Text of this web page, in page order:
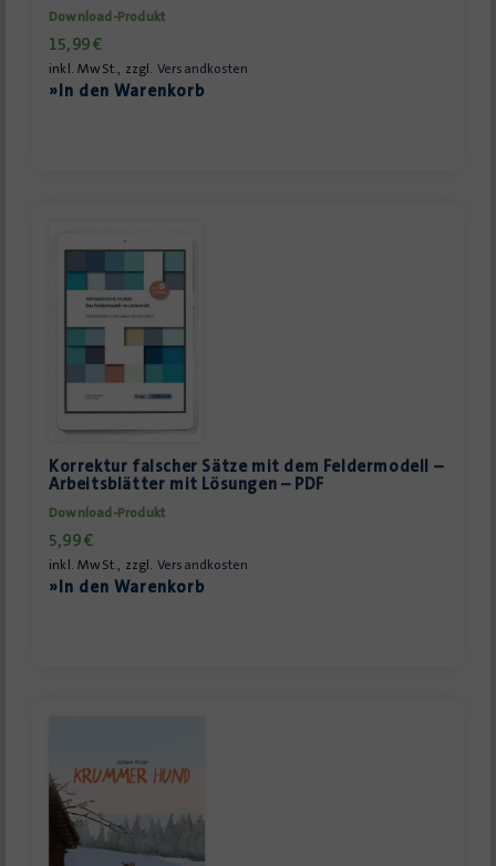
Download-Produkt
15,99€
inkl. MwSt., zzgl. Versandkosten
»In den Warenkorb
Korrektur falscher Sätze mit dem Feldermodell –
Arbeitsblätter mit Lösungen – PDF
Download-Produkt
5,99€
inkl. MwSt., zzgl. Versandkosten
»In den Warenkorb